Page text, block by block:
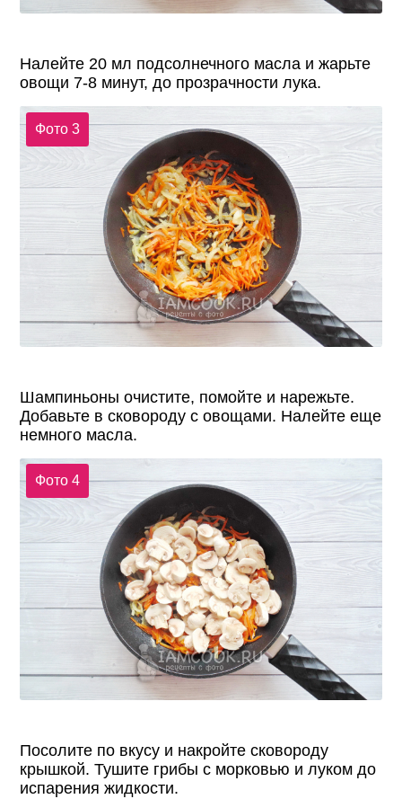
Налейте 20 мл подсолнечного масла и жарьте
овощи 7-8 минут, до прозрачности лука.
Фото 3
Шампиньоны очистите, помойте и нарежьте.
Добавьте в сковороду с овощами. Налейте еще
немного масла.
Фото 4
Посолите по вкусу и накройте сковороду
крышкой. Тушите грибы с морковью и луком до
испарения жидкости.